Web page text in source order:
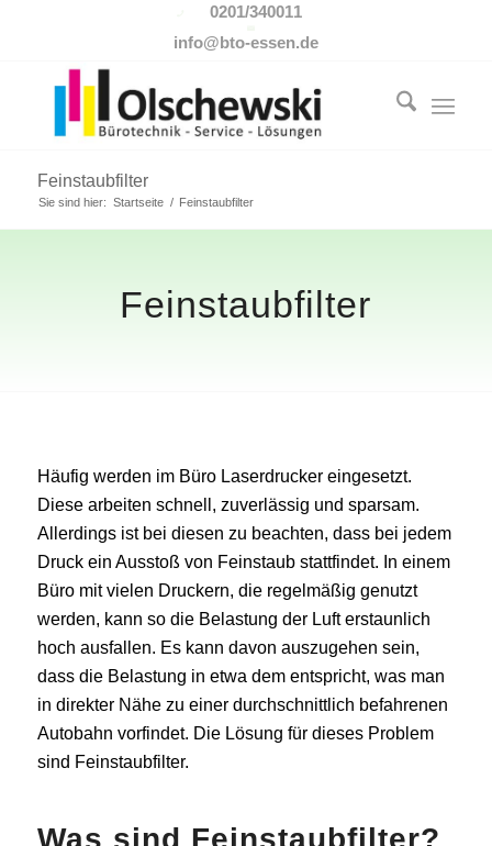
0201/340011
info@bto-essen.de
Feinstaubfilter
Sie sind hier: Startseite / Feinstaubfilter
Feinstaubfilter
Häufig werden im Büro Laserdrucker eingesetzt.
Diese arbeiten schnell, zuverlässig und sparsam.
Allerdings ist bei diesen zu beachten, dass bei jedem
Druck ein Ausstoß von Feinstaub stattfindet. In einem
Büro mit vielen Druckern, die regelmäßig genutzt
werden, kann so die Belastung der Luft erstaunlich
hoch ausfallen. Es kann davon auszugehen sein,
dass die Belastung in etwa dem entspricht, was man
in direkter Nähe zu einer durchschnittlich befahrenen
Autobahn vorfindet. Die Lösung für dieses Problem
sind Feinstaubfilter.
Was sind Feinstaubfilter?